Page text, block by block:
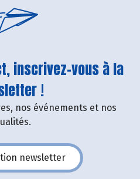
inscrivez-vous à la
!
nos événements et nos
newsletter